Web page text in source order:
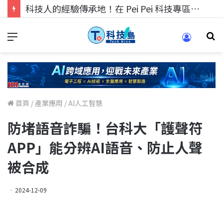
科技人的經驗傳承地！在 Pei Pei 科技專區，與學弟妹交流最硬核的技術
首頁 / 產業應用 /AI人工智慧
防堵語音詐騙！台科大「護聲符
APP」能分辨AI語音、防止人聲
被合成
2024-12-09